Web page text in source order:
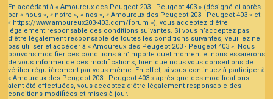
En accédant à « Amoureux des Peugeot 203 - Peugeot 403 » (désigné ci-après
par « nous », « notre », « nos », « Amoureux des Peugeot 203 - Peugeot 403 » et
« https://www.amoureux203-403.com/forum »), vous acceptez d’être
légalement responsable des conditions suivantes. Si vous n’acceptez pas
d’être légalement responsable de toutes les conditions suivantes, veuillez ne
pas utiliser et accéder à « Amoureux des Peugeot 203 - Peugeot 403 ». Nous
pouvons modifier ces conditions à n’importe quel moment et nous essaierons
de vous informer de ces modifications, bien que nous vous conseillons de
vérifier régulièrement par vous-même. En effet, si vous continuez à participer à
« Amoureux des Peugeot 203 - Peugeot 403 » après que des modifications
aient été effectuées, vous acceptez d’être légalement responsable des
conditions modifiées et mises à jour.